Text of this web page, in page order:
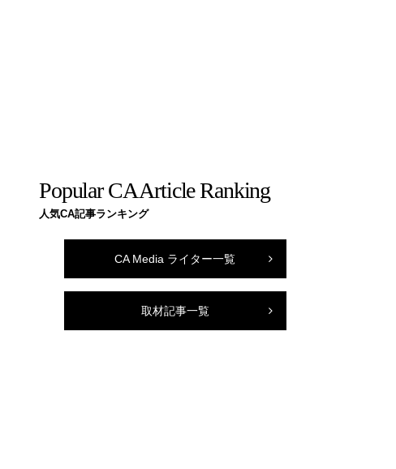
Popular CA Article Ranking
人気CA記事ランキング
CA Media ライター一覧
取材記事一覧